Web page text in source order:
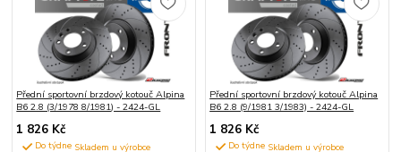
Přední sportovní brzdový kotouč Alpina
B6 2.8 (3/1978 8/1981) - 2424-GL
1 826 Kč
Do týdne
Přední sportovní brzdový kotouč Alpina
B6 2.8 (9/1981 3/1983) - 2424-GL
1 826 Kč
Do týdne